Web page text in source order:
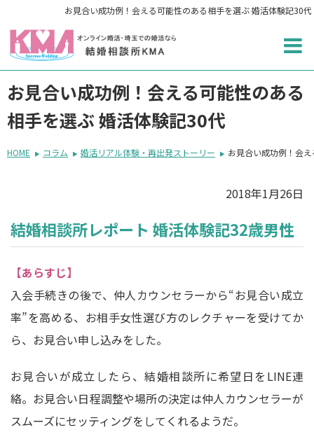
お見合い成功例！会える可能性のある相手を選ぶ 婚活体験記30代
お見合い成功例！会える可能性のある
相手を選ぶ 婚活体験記30代
HOME コラム 婚活リアル体験・再出発ストーリー お見合い成功例！会
2018年1月26日
結婚相談所レポート 婚活体験記32歳男性
【あらすじ】
入会手続きの後で、仲人カウンセラーから“お見合い成立
率”を高める、お相手女性選び方のレクチャーを受けてか
ら、お見合い申し込みをした。
お見合いが成立したら、結婚相談所に希望日をLINE連
絡。お見合い日程調整や場所の決定は仲人カウンセラーが
スムーズにセッティングをしてくれるようだ。